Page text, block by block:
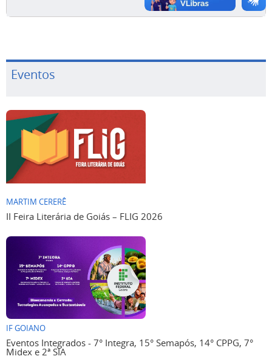
Eventos
MARTIM CERERÊ
II Feira Literária de Goiás – FLIG 2026
IF GOIANO
Eventos Integrados - 7° Integra, 15° Semapós, 14° CPPG, 7°
Midex e 2ª SIA